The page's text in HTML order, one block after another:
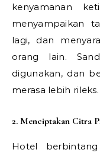
kenyamanan
menyampaikan
lagi, dan
orang lain.
digunakan, dan
merasa lebih rileks.
2. Menciptakan Citra
Hotel